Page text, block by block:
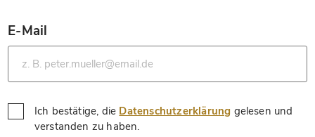
E-Mail
*
Ich bestätige, die Datenschutzerklärung gelesen und
verstanden zu haben.